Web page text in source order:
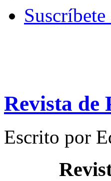
Revista de
Escrito por